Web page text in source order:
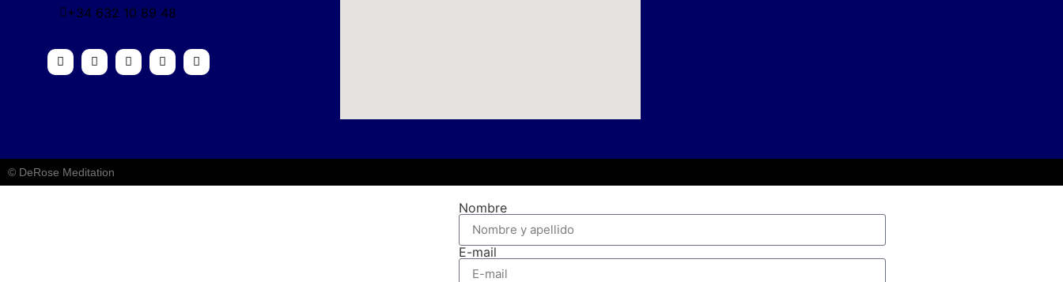
+34 632 10 89 48
© DeRose Meditation
Nombre
E-mail